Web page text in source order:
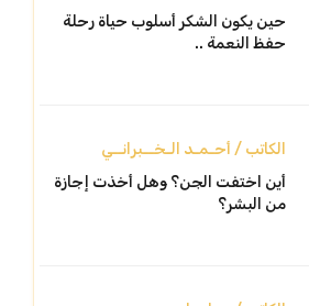
حين يكون الشكر أسلوب حياة رحلة
حفظ النعمة ..
الكاتب / أحـمـد الـخــبرانــي
أين اختفت الجن؟ وهل أخذت إجازة
من البشر؟